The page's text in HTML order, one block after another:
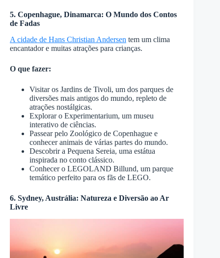
5. Copenhague, Dinamarca: O Mundo dos Contos
de Fadas
A cidade de Hans Christian Andersen tem um clima
encantador e muitas atrações para crianças.
O que fazer:
Visitar os Jardins de Tivoli, um dos parques de
diversões mais antigos do mundo, repleto de
atrações nostálgicas.
Explorar o Experimentarium, um museu
interativo de ciências.
Passear pelo Zoológico de Copenhague e
conhecer animais de várias partes do mundo.
Descobrir a Pequena Sereia, uma estátua
inspirada no conto clássico.
Conhecer o LEGOLAND Billund, um parque
temático perfeito para os fãs de LEGO.
6. Sydney, Austrália: Natureza e Diversão ao Ar
Livre